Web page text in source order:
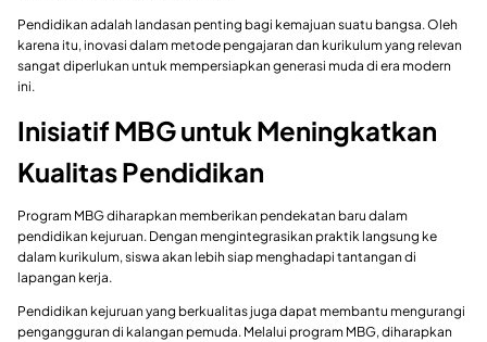
Pendidikan adalah landasan penting bagi kemajuan suatu bangsa. Oleh
karena itu, inovasi dalam metode pengajaran dan kurikulum yang relevan
sangat diperlukan untuk mempersiapkan generasi muda di era modern
ini.
Inisiatif MBG untuk Meningkatkan
Kualitas Pendidikan
Program MBG diharapkan memberikan pendekatan baru dalam
pendidikan kejuruan. Dengan mengintegrasikan praktik langsung ke
dalam kurikulum, siswa akan lebih siap menghadapi tantangan di
lapangan kerja.
Pendidikan kejuruan yang berkualitas juga dapat membantu mengurangi
pengangguran di kalangan pemuda. Melalui program MBG, diharapkan